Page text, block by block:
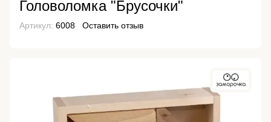
Головоломка "Брусочки"
Артикул: 6008 Оставить отзыв